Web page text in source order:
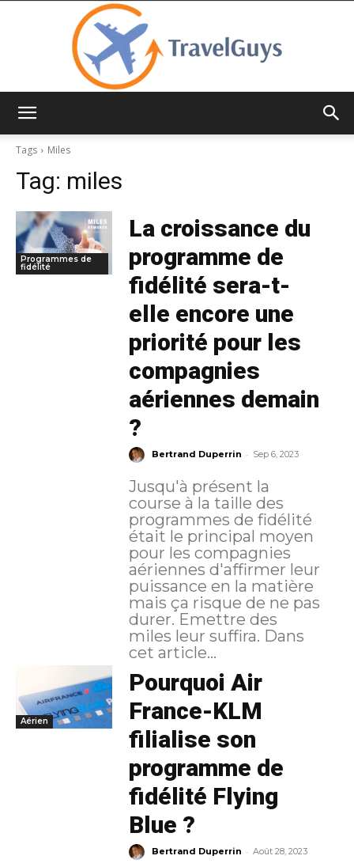
Tags
Miles
Tag: miles
Programmes de
fidélité
La croissance du
programme de
fidélité sera-t-
elle encore une
priorité pour les
compagnies
aériennes demain
?
Bertrand Duperrin - Sep 6, 2023
Jusqu'à présent la
course à la taille des
programmes de fidélité
était le principal moyen
pour les compagnies
aériennes d'affirmer leur
puissance en la matière
mais ça risque de ne pas
durer. Emettre des
miles leur suffira. Dans
cet article...
Aérien
Pourquoi Air
France-KLM
filialise son
programme de
fidélité Flying
Blue ?
Bertrand Duperrin - Août 28, 2023